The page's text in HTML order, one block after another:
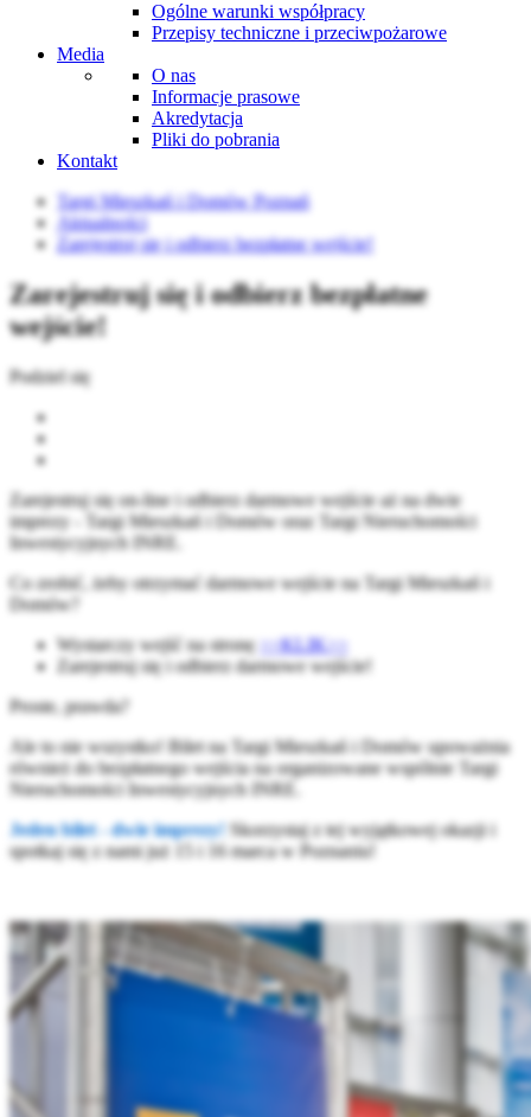
Ogólne warunki współpracy
Przepisy techniczne i przeciwpożarowe
Media
O nas
Informacje prasowe
Akredytacja
Pliki do pobrania
Kontakt
Targi Mieszkań i Domów Poznań
Aktualności
Zarejestruj się i odbierz bezpłatne wejście!
Zarejestruj się i odbierz bezpłatne
wejście!
Podziel się
Zarejestruj się on-line i odbierz darmowe wejście aż na dwie
imprezy - Targi Mieszkań i Domów oraz Targi Nieruchomości
Inwestycyjnych INRE.
Co zrobić, żeby otrzymać darmowe wejście na Targi Mieszkań i
Domów?
Wystarczy wejść na stronę >>KLIK>>
Zarejestruj się i odbierz darmowe wejście!
Proste, prawda?
Ale to nie wszystko! Bilet na Targi Mieszkań i Domów upoważnia
również do bezpłatnego wejścia na organizowane wspólnie Targi
Nieruchomości Inwestycyjnych INRE.
Jeden bilet - dwie imprezy! Skorzystaj z tej wyjątkowej okazji i
spotkaj się z nami już 15 i 16 marca w Poznaniu!